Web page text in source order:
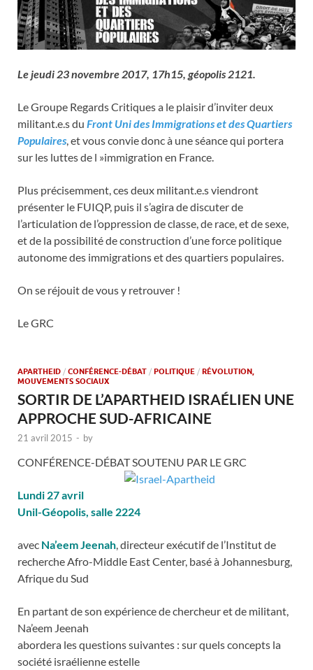
Le jeudi 23 novembre 2017, 17h15, géopolis 2121.
Le Groupe Regards Critiques a le plaisir d’inviter deux
militant.e.s du Front Uni des Immigrations et des Quartiers
Populaires, et vous convie donc à une séance qui portera
sur les luttes de l »immigration en France.
Plus précisemment, ces deux militant.e.s viendront
présenter le FUIQP, puis il s’agira de discuter de
l’articulation de l’oppression de classe, de race, et de sexe,
et de la possibilité de construction d’une force politique
autonome des immigrations et des quartiers populaires.
On se réjouit de vous y retrouver !
Le GRC
APARTHEID / CONFÉRENCE-DÉBAT / POLITIQUE / RÉVOLUTION,
MOUVEMENTS SOCIAUX
SORTIR DE L’APARTHEID ISRAÉLIEN UNE
APPROCHE SUD-AFRICAINE
21 avril 2015 - by
CONFÉRENCE-DÉBAT SOUTENU PAR LE GRC
Lundi 27 avril
Unil-Géopolis, salle 2224
avec Na’eem Jeenah, directeur exécutif de l’Institut de
recherche Afro-Middle East Center, basé à Johannesburg,
Afrique du Sud
En partant de son expérience de chercheur et de militant,
Na’eem Jeenah
abordera les questions suivantes : sur quels concepts la
société israélienne estelle